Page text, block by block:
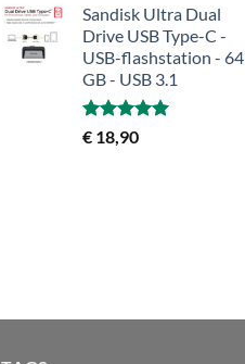
Sandisk Ultra Dual
Drive USB Type-C -
USB-flashstation - 64
GB - USB 3.1
Gewaardeerd
uit 5
€ 18,90